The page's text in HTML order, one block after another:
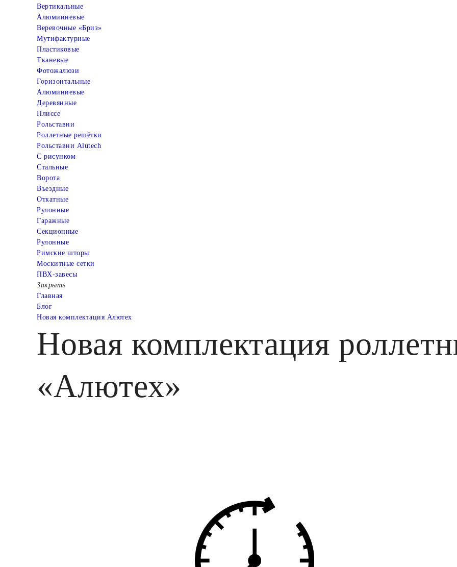
Вертикальные
Алюмииневые
Веревочные «Бриз»
Мутифактурные
Пластиковые
Тканевые
Фотожалюзи
Горизонтальные
Алюминиевые
Деревянные
Плиссе
Рольставни
Роллетные решётки
Рольставни Alutech
С рисунком
Стальные
Ворота
Въездные
Откатные
Рулонные
Гаражные
Cекционные
Рулонные
Римские шторы
Москитные сетки
ПВХ-завесы
Закрыть
Главная
Блог
Новая комплектация Алютех
Новая комплектация
«Алютех»